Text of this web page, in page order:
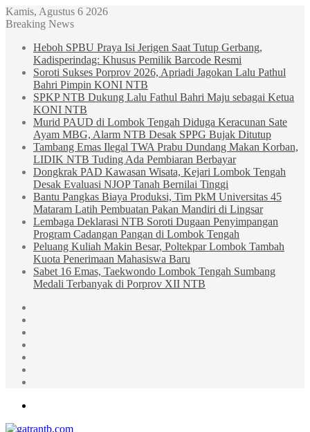
Kamis, Agustus 6 2026
Breaking News
Heboh SPBU Praya Isi Jerigen Saat Tutup Gerbang,
Kadisperindag: Khusus Pemilik Barcode Resmi
Soroti Sukses Porprov 2026, Apriadi Jagokan Lalu Pathul
Bahri Pimpin KONI NTB
SPKP NTB Dukung Lalu Fathul Bahri Maju sebagai Ketua
KONI NTB
Murid PAUD di Lombok Tengah Diduga Keracunan Sate
Ayam MBG, Alarm NTB Desak SPPG Bujak Ditutup
Tambang Emas Ilegal TWA Prabu Dundang Makan Korban,
LIDIK NTB Tuding Ada Pembiaran Berbayar
Dongkrak PAD Kawasan Wisata, Kejari Lombok Tengah
Desak Evaluasi NJOP Tanah Bernilai Tinggi
Bantu Pangkas Biaya Produksi, Tim PkM Universitas 45
Mataram Latih Pembuatan Pakan Mandiri di Lingsar
Lembaga Deklarasi NTB Soroti Dugaan Penyimpangan
Program Cadangan Pangan di Lombok Tengah
Peluang Kuliah Makin Besar, Poltekpar Lombok Tambah
Kuota Penerimaan Mahasiswa Baru
Sabet 16 Emas, Taekwondo Lombok Tengah Sumbang
Medali Terbanyak di Porprov XII NTB